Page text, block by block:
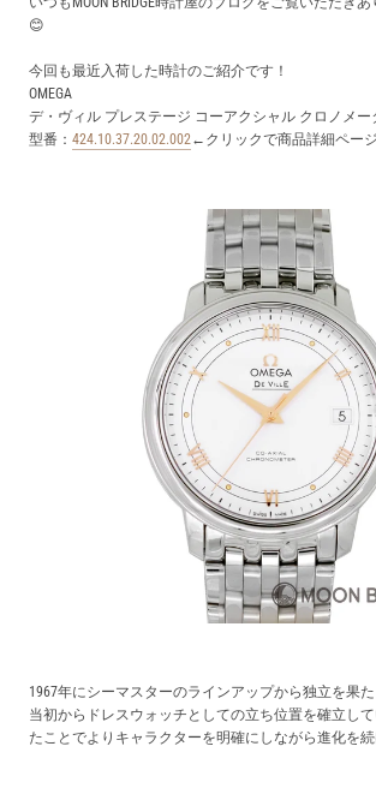
買取価格例一覧
最新ニュース
😊
今回も最近入荷した時計のご紹介です！
OMEGA
デ・ヴィル プレステージ コーアクシャル クロノメー
型番： 424.10.37.20.02.002←クリックで商品詳細ペー
1967年にシーマスターのラインアップから独立を果た
当初からドレスウォッチとしての立ち位置を確立し
たことでよりキャラクターを明確にしながら進化を